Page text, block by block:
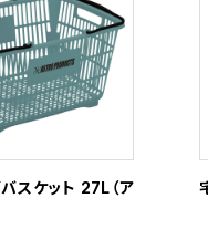
スケット 27L（ア